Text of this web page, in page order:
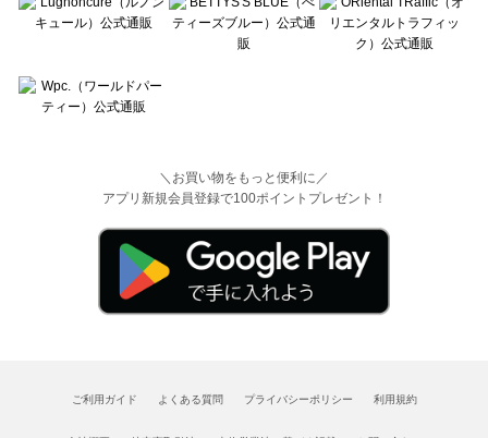
＼お買い物をもっと便利に／
アプリ新規会員登録で100ポイントプレゼント！
ご利用ガイド よくある質問 プライバシーポリシー 利用規約